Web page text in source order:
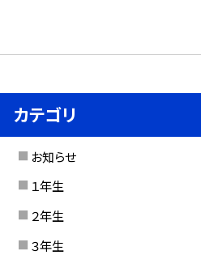
カテゴリ
お知らせ
１年生
２年生
３年生